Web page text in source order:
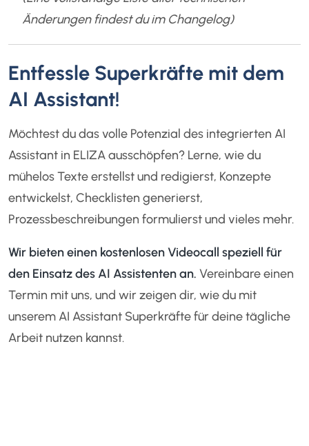
Änderungen findest du im Changelog)
Entfessle Superkräfte mit dem
AI Assistant!
Möchtest du das volle Potenzial des integrierten AI
Assistant in ELIZA ausschöpfen? Lerne, wie du
mühelos Texte erstellst und redigierst, Konzepte
entwickelst, Checklisten generierst,
Prozessbeschreibungen formulierst und vieles mehr.
Wir bieten einen kostenlosen Videocall speziell für
den Einsatz des AI Assistenten an. Vereinbare einen
Termin mit uns, und wir zeigen dir, wie du mit
unserem AI Assistant Superkräfte für deine tägliche
Arbeit nutzen kannst.